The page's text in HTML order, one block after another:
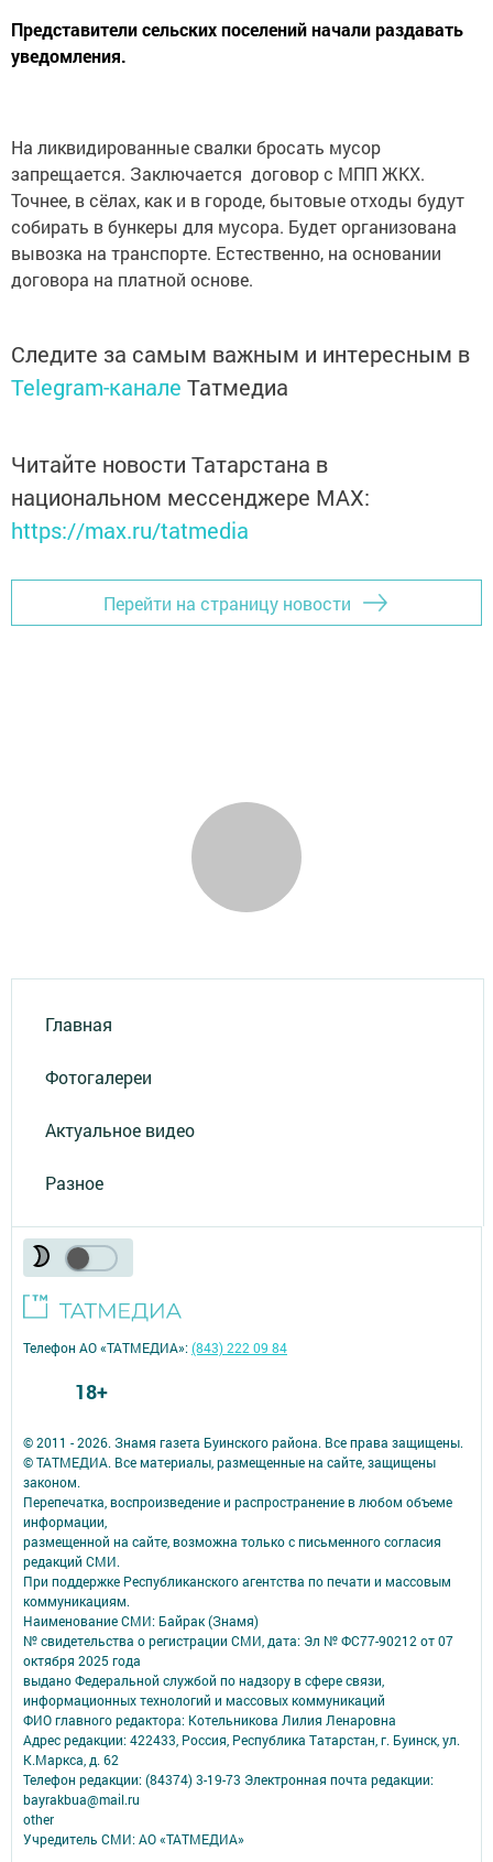
Представители сельских поселений начали раздавать
уведомления.
На ликвидированные свалки бросать мусор
запрещается. Заключается договор с МПП ЖКХ.
Точнее, в сёлах, как и в городе, бытовые отходы будут
собирать в бункеры для мусора. Будет организована
вывозка на транспорте. Естественно, на основании
договора на платной основе.
Следите за самым важным и интересным в
Telegram-канале Татмедиа
Читайте новости Татарстана в
национальном мессенджере MАХ:
https://max.ru/tatmedia
Перейти на страницу новости
Главная
Фотогалереи
Актуальное видео
Разное
© 2011 - 2026. Знамя газета Буинского района. Все права защищены.
© ТАТМЕДИА. Все материалы, размещенные на сайте, защищены
законом.
Перепечатка, воспроизведение и распространение в любом объеме
информации,
размещенной на сайте, возможна только с письменного согласия
редакций СМИ.
При поддержке Республиканского агентства по печати и массовым
коммуникациям.
Наименование СМИ: Байрак (Знамя)
№ свидетельства о регистрации СМИ, дата: Эл № ФС77-90212 от 07
октября 2025 года
выдано Федеральной службой по надзору в сфере связи,
информационных технологий и массовых коммуникаций
ФИО главного редактора: Котельникова Лилия Ленаровна
Адрес редакции: 422433, Россия, Республика Татарстан, г. Буинск, ул.
К.Маркса, д. 62
Телефон редакции: (84374) 3-19-73 Электронная почта редакции:
bayrakbua@mail.ru
other
Учредитель СМИ: АО «ТАТМЕДИА»
Телефон АО «ТАТМЕДИА»:(843) 222 09 84
18+